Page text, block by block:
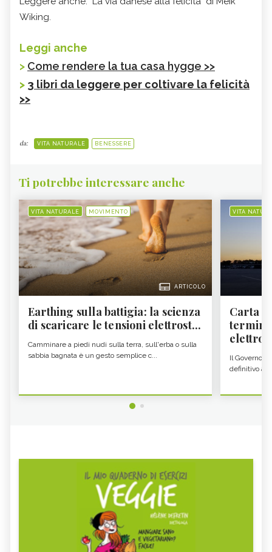
Wiking.
Leggi anche
> Come rendere la tua casa hygge >>
> 3 libri da leggere per coltivare la felicità
>>
da: VITA NATURALE BENESSERE
Ti potrebbe interessare anche
VITA NATURALE MOVIMENTO
ARTICOLO
Earthing sulla battigia: la scienza
di scaricare le tensioni elettrost...
Camminare a piedi nudi sulla terra, sull'erba o sulla
sabbia bagnata è un gesto semplice c...
VITA
Carta
Il Governo
definitivo